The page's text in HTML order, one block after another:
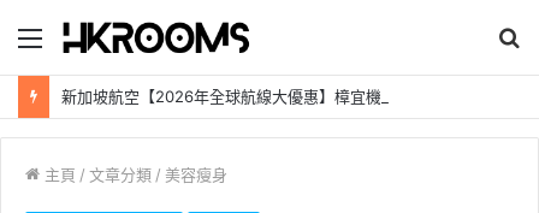
目
錄
尋
主頁 / 文章分類 / 美容瘦身